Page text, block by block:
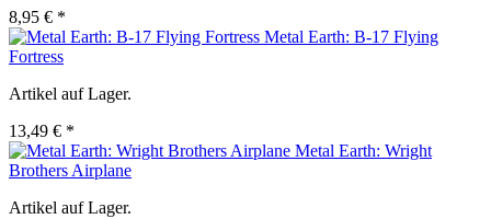
8,95 € *
Metal Earth: B-17 Flying
Fortress
Artikel auf Lager.
13,49 € *
Metal Earth: Wright
Brothers Airplane
Artikel auf Lager.